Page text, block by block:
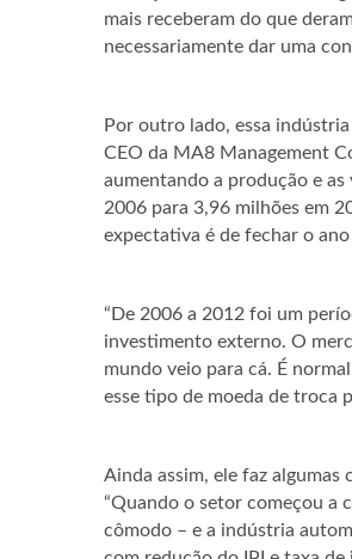
mais receberam do que
necessariamente dar uma
Por outro lado, essa
CEO da MA8 Management
aumentando a produção e
2006 para 3,96 milhões em
expectativa é de fechar o
“De 2006 a 2012 foi um
investimento externo. O
mundo veio para cá. É
esse tipo de moeda de troca
Ainda assim, ele faz algumas
“Quando o setor começou a
cômodo – e a indústria